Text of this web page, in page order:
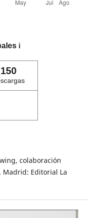
ℹ️
150
colaboración
Madrid: Editorial La